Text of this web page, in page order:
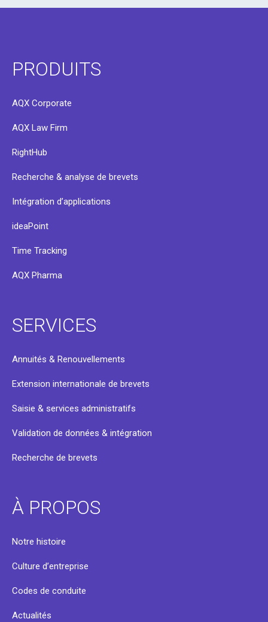
PRODUITS
AQX Corporate
AQX Law Firm
RightHub
Recherche & analyse de brevets
Intégration d’applications
ideaPoint
Time Tracking
AQX Pharma
SERVICES
Annuités & Renouvellements
Extension internationale de brevets
Saisie & services administratifs
Validation de données & intégration
Recherche de brevets
À PROPOS
Notre histoire
Culture d’entreprise
Codes de conduite
Actualités